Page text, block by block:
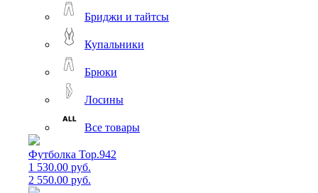
Бриджи и тайтсы
Купальники
Брюки
Лосины
Все товары
Футболка Top.942
1 530.00 руб.
2 550.00 руб.